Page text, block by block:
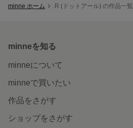
minne ホーム .R (ドットアール) の作品一覧
minneを知る
minneについて
minneで買いたい
作品をさがす
ショップをさがす